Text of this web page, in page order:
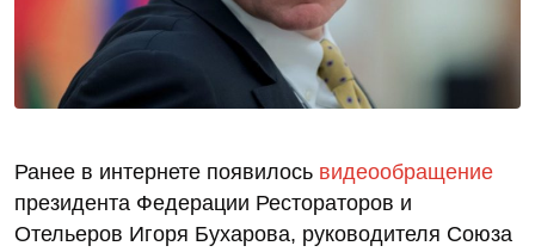
Ранее в интернете появилось видеообращение
президента Федерации Рестораторов и
Отельеров Игоря Бухарова, руководителя Союза